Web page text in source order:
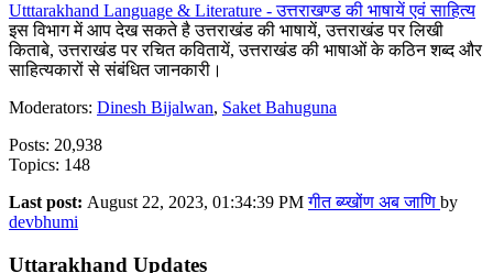
Utttarakhand Language & Literature - उत्तराखण्ड की भाषायें एवं साहित्य
इस विभाग में आप देख सकते है उत्तराखंड की भाषायें, उत्तराखंड पर लिखी
किताबे, उत्तराखंड पर रचित कवितायें, उत्तराखंड की भाषाओं के कठिन शब्द और
साहित्यकारों से संबंधित जानकारी।
Moderators: Dinesh Bijalwan, Saket Bahuguna
Posts: 20,938
Topics: 148
Last post: August 22, 2023, 01:34:39 PMगीत ब्य्खोंण अब जाणि by
devbhumi
Uttarakhand Updates